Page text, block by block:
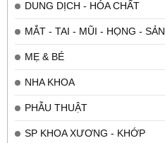
DUNG DỊCH - HÓA CHẤT
MẮT - TAI - MŨI - HỌNG - SẢN
MẸ & BÉ
NHA KHOA
PHẪU THUẬT
SP KHOA XƯƠNG - KHỚP